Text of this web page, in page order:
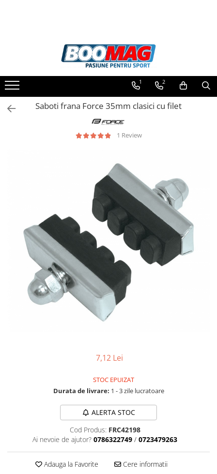
Biciclete copii
Biciclete dama
Biciclete mountain bike (MTB)
Biciclete electrice
Accesorii biciclete
Scaun bicicleta copii
Chei si scule bicicleta
Portbagaj bicicleta
Antifurt bicicleta
Cosuri bicicleta
Bidoane si suporti bicicleta
Suport telefon bicicleta
Aparatori noroi bicicleta
Suport bicicleta
Lumini bicicleta
1 2
Saboti frana Force 35mm clasici cu filet
1 Review
7,12 Lei
STOC EPUIZAT
Durata de livrare: 1 - 3 zile lucratoare
ALERTA STOC
Cod Produs: FRC42198
Ai nevoie de ajutor? 0786322749 / 0723479263
Adauga la Favorite Cere informatii